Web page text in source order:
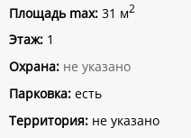
Площадь max: 31 м2
Этаж: 1
Охрана: не указано
Парковка: есть
Территория: не указано